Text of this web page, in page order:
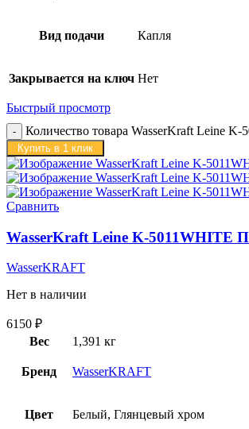
Вид подачи Капля
Закрывается на ключ Нет
Быстрый просмотр
Количество товара WasserKraft Leine
Купить в 1 клик
Сравнить
WasserKraft Leine K-5011WHITE
WasserKRAFT
Нет в наличии
6150 ₽
Вес
1,391 кг
Бренд WasserKRAFT
Цвет Белый, Глянцевый хром